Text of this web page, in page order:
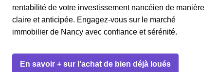
rentabilité de votre investissement nancéien de manière
claire et anticipée. Engagez-vous sur le marché
immobilier de Nancy avec confiance et sérénité.
En savoir + sur l'achat de bien déjà loués